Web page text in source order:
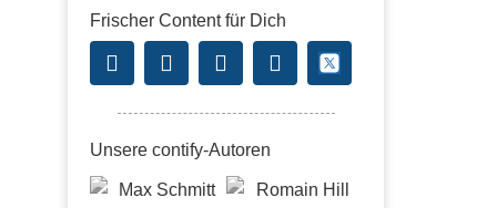
Frischer Content für Dich
Unsere contify-Autoren